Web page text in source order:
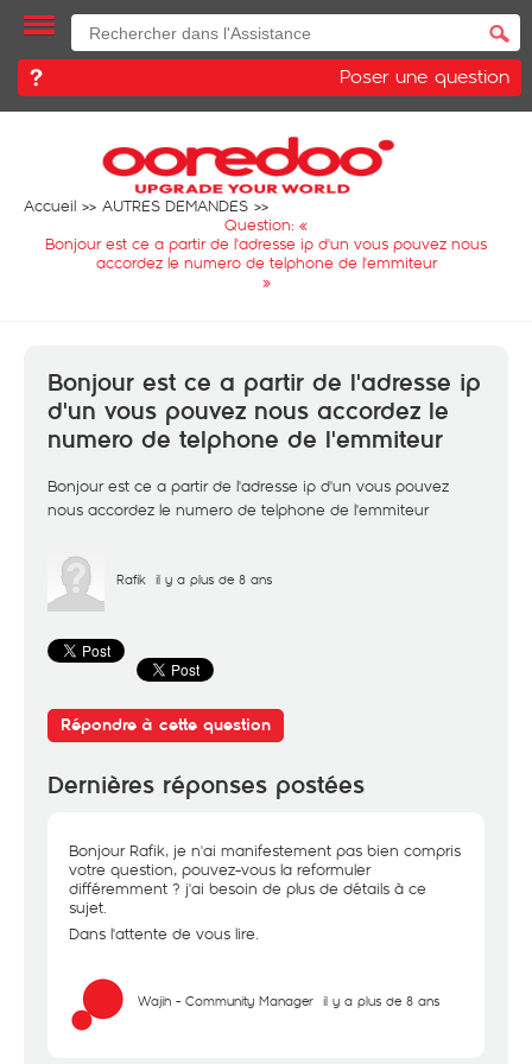
Poser une question
Accueil
AUTRES DEMANDES
Question: «
Bonjour est ce a partir de l'adresse ip d'un vous pouvez nous
accordez le numero de telphone de l'emmiteur
»
Bonjour est ce a partir de l'adresse ip
d'un vous pouvez nous accordez le
numero de telphone de l'emmiteur
Bonjour est ce a partir de l'adresse ip d'un vous pouvez
nous accordez le numero de telphone de l'emmiteur
Rafik il y a plus de 8 ans
Répondre à cette question
Dernières réponses postées
Bonjour Rafik, je n'ai manifestement pas bien compris
votre question, pouvez-vous la reformuler
différemment ? j'ai besoin de plus de détails à ce
sujet.
Dans l'attente de vous lire.
Wajih - Community Manager il y a plus de 8 ans